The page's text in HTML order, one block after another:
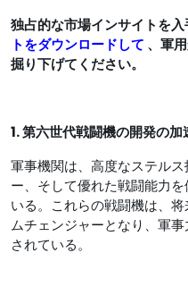
独占的な市場インサイトを
トをダウンロードして 、軍
掘り下げてください。
1. 第六世代戦闘機の開発の加
軍事機関は、高度なステル
ー、そして優れた戦闘能力
いる。これらの戦闘機は、
ムチェンジャーとなり、軍
されている。